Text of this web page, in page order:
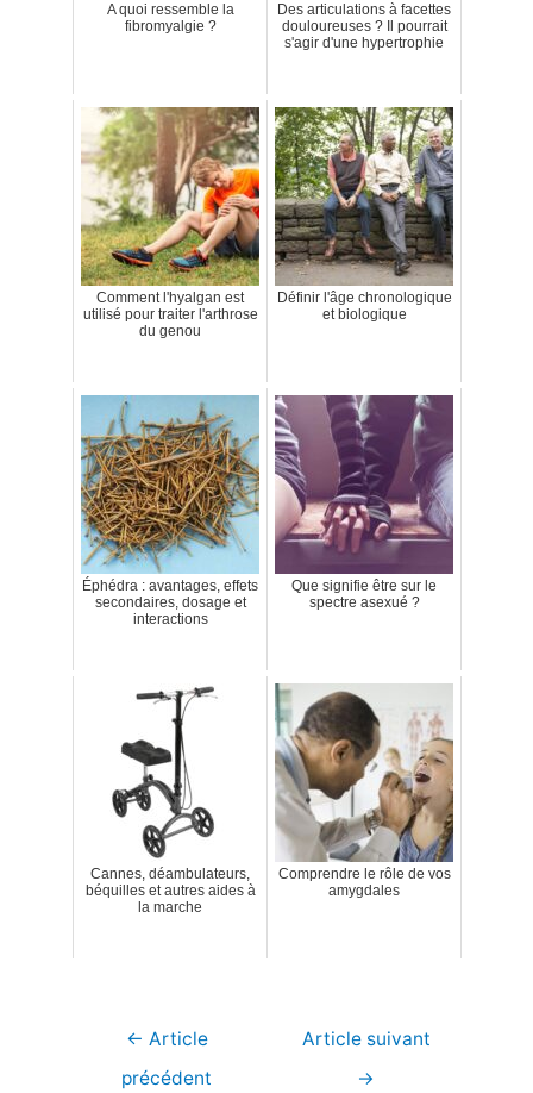
A quoi ressemble la
fibromyalgie ?
Des articulations à facettes
douloureuses ? Il pourrait
s'agir d'une hypertrophie
Comment l'hyalgan est
utilisé pour traiter l'arthrose
du genou
Définir l'âge chronologique
et biologique
Éphédra : avantages, effets
secondaires, dosage et
interactions
Que signifie être sur le
spectre asexué ?
Cannes, déambulateurs,
béquilles et autres aides à
la marche
Comprendre le rôle de vos
amygdales
Navigation
← Article
précédent
Article suivant
→